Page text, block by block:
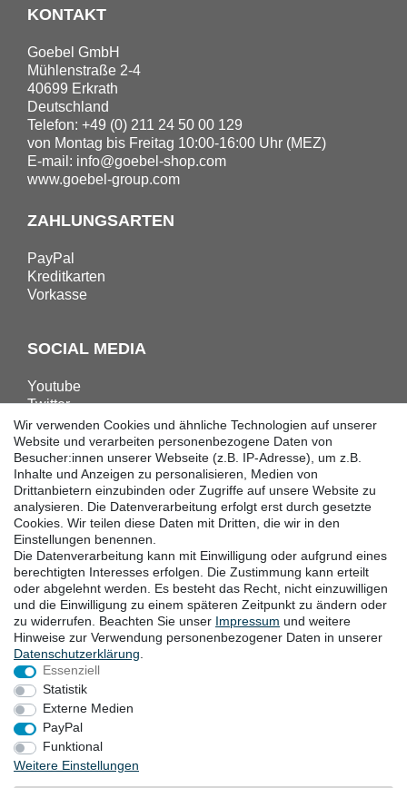
KONTAKT
Goebel GmbH
Mühlenstraße 2-4
40699 Erkrath
Deutschland
Telefon: +49 (0) 211 24 50 00 129
von Montag bis Freitag 10:00-16:00 Uhr (MEZ)
E-mail: info@goebel-shop.com
www.goebel-group.com
ZAHLUNGSARTEN
PayPal
Kreditkarten
Vorkasse
SOCIAL MEDIA
Youtube
Twitter
Linkedin
Facebook
Instagram
DOWNLOADS
Kataloge
Technik
Zertifikate
Studien
Promotion
STANDORTE
Widerrufsrecht
Datenschutzerklärung
Wir verwenden Cookies und ähnliche Technologien auf unserer
Website und verarbeiten personenbezogene Daten von
Besucher:innen unserer Webseite (z.B. IP-Adresse), um z.B.
Inhalte und Anzeigen zu personalisieren, Medien von
Drittanbietern einzubinden oder Zugriffe auf unsere Website zu
analysieren. Die Datenverarbeitung erfolgt erst durch gesetzte
Cookies. Wir teilen diese Daten mit Dritten, die wir in den
Einstellungen benennen.
Die Datenverarbeitung kann mit Einwilligung oder aufgrund eines
berechtigten Interesses erfolgen. Die Zustimmung kann erteilt
oder abgelehnt werden. Es besteht das Recht, nicht einzuwilligen
und die Einwilligung zu einem späteren Zeitpunkt zu ändern oder
zu widerrufen. Beachten Sie unser Impressum und weitere
Hinweise zur Verwendung personenbezogener Daten in unserer
Daten­schutz­erklärung
Essenziell
Statistik
Externe Medien
PayPal
Funktional
Weitere Einstellungen